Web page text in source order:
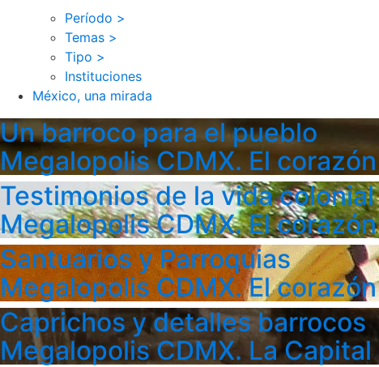
Período >
Temas >
Tipo >
Instituciones
México, una mirada
Un barroco para el pueblo
Megalopolis CDMX. El
Testimonios de la vida colonial
Megalopolis CDMX. El
Santuarios y Parroquias
Megalopolis CDMX. El
Caprichos y detalles barrocos
Megalopolis CDMX. La Capital